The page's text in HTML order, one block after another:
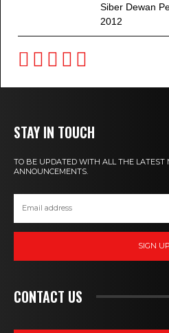
Siber Dewan
2012
STAY IN TOUCH
TO BE UPDATED WITH ALL THE LATEST
ANNOUNCEMENTS.
SIGN UP
CONTACT US